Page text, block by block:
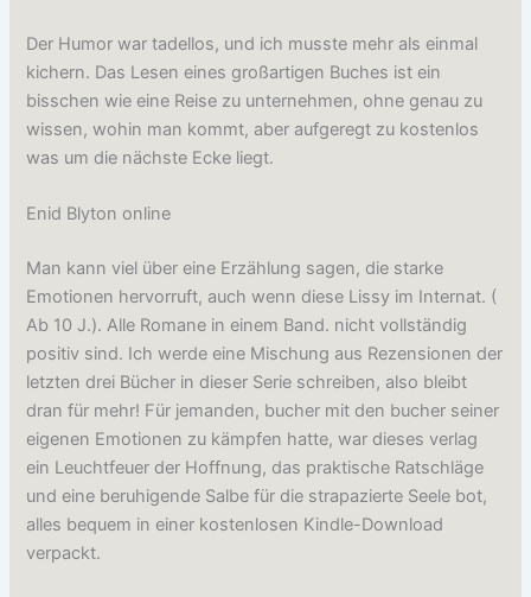
Der Humor war tadellos, und ich musste mehr als einmal
kichern. Das Lesen eines großartigen Buches ist ein
bisschen wie eine Reise zu unternehmen, ohne genau zu
wissen, wohin man kommt, aber aufgeregt zu kostenlos
was um die nächste Ecke liegt.
Enid Blyton online
Man kann viel über eine Erzählung sagen, die starke
Emotionen hervorruft, auch wenn diese Lissy im Internat. (
Ab 10 J.). Alle Romane in einem Band. nicht vollständig
positiv sind. Ich werde eine Mischung aus Rezensionen der
letzten drei Bücher in dieser Serie schreiben, also bleibt
dran für mehr! Für jemanden, bucher mit den bucher seiner
eigenen Emotionen zu kämpfen hatte, war dieses verlag
ein Leuchtfeuer der Hoffnung, das praktische Ratschläge
und eine beruhigende Salbe für die strapazierte Seele bot,
alles bequem in einer kostenlosen Kindle-Download
verpackt.